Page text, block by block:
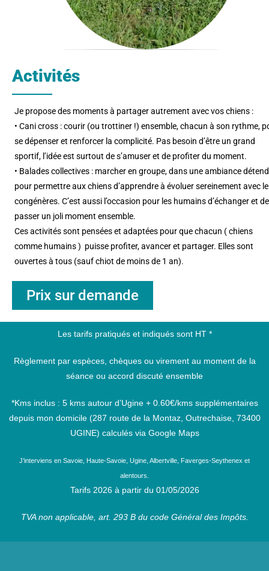
Activités
Je propose des moments à partager autrement avec vos chiens :
• Cani cross : courir (ou trottiner !) ensemble, chacun à son rythme,
se dépenser et renforcer la complicité. Pas besoin d’être un grand
sportif, l’idée est surtout de s’amuser et de profiter du moment.
• Balades collectives : marcher en groupe, dans une ambiance
pour permettre aux chiens d’apprendre à évoluer sereinement avec
congénères. C’est aussi l’occasion pour les humains d’échanger et de
passer un joli moment ensemble.
Ces activités sont pensées et adaptées pour que chacun ( chiens
comme humains ) puisse profiter, avancer et partager. Elles sont
ouvertes à tous (sauf chiot de moins de 1 an).
Prix sur demande
Les tarifs pratiqués et indiqués sont HT *
Règlement par espèces, chèques ou virement au moment de la
séance ou accord discuté ensemble
*Kms inclus : 5 kms autour d’Ugine + 0.60€/kmssupplémentaires
depuis mon domicile (287 route de la Montaz, Outrechaise, 73400
UGINE) calculés via Google Maps
J’interviens en Savoie, Haute-Savoie, Ugine, Albertville, Faverges-Seythenex et
alentours.
Tarifs 2026 à partir du 01/05/2026
TVA non applicable, art. 293 B du code Général des Impôts.